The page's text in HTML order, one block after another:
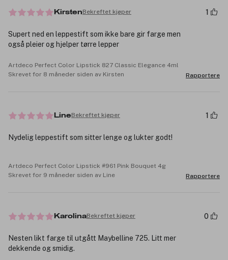
KirstenBekreftet kjøper 1
Supert ned en leppestift som ikke bare gir farge men
også pleier og hjelper tørre lepper
Artdeco Perfect Color Lipstick 827 Classic Elegance 4ml
Skrevet for 8 måneder siden av Kirsten
Rapportere
LineBekreftet kjøper 1
Nydelig leppestift som sitter lenge og lukter godt!
Artdeco Perfect Color Lipstick #961 Pink Bouquet 4g
Skrevet for 9 måneder siden av Line
Rapportere
KarolinaBekreftet kjøper 0
Nesten likt farge til utgått Maybelline 725. Litt mer
dekkende og smidig.